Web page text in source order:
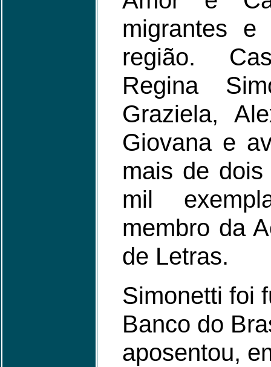
migrantes e
região.
Regina
Graziela,
Giovana e
mais de
mil
membro da
de Letras.
Simonetti foi
Banco do
aposentou,